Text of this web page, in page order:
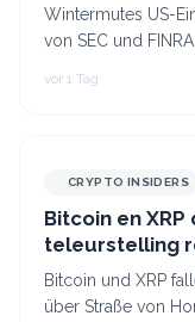
Wintermutes US-
von SEC und
vor 1 Tag
CRYPTO INSIDERS
Bitcoin en
teleurstelling
Bitcoin und XRP
über Straße von